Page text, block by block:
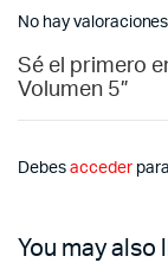
No hay
Sé el primero
Volumen 5”
Debes acceder
You may also